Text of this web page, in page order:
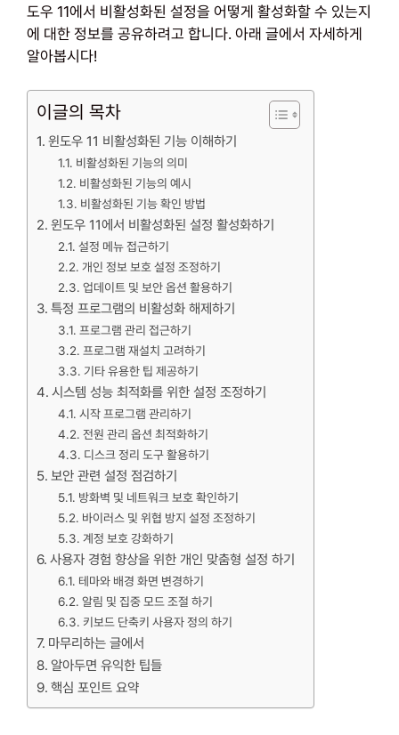
도우 11에서 비활성화된 설정을 어떻게 활성화할 수 있는지
에 대한 정보를 공유하려고 합니다. 아래 글에서 자세하게
알아봅시다!
이글의 목차
윈도우 11 비활성화된 기능 이해하기
비활성화된 기능의 의미
비활성화된 기능의 예시
비활성화된 기능 확인 방법
윈도우 11에서 비활성화된 설정 활성화하기
설정 메뉴 접근하기
개인 정보 보호 설정 조정하기
업데이트 및 보안 옵션 활용하기
특정 프로그램의 비활성화 해제하기
프로그램 관리 접근하기
프로그램 재설치 고려하기
기타 유용한 팁 제공하기
시스템 성능 최적화를 위한 설정 조정하기
시작 프로그램 관리하기
전원 관리 옵션 최적화하기
디스크 정리 도구 활용하기
보안 관련 설정 점검하기
방화벽 및 네트워크 보호 확인하기
바이러스 및 위협 방지 설정 조정하기
계정 보호 강화하기
사용자 경험 향상을 위한 개인 맞춤형 설정 하기
테마와 배경 화면 변경하기
알림 및 집중 모드 조절 하기
키보드 단축키 사용자 정의 하기
마무리하는 글에서
알아두면 유익한 팁들
핵심 포인트 요약